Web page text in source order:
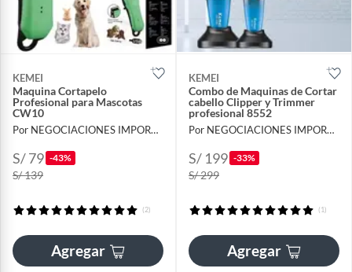
KEMEI
Maquina Cortapelo
Profesional para Mascotas
CW10
Por NEGOCIACIONES IMPORT UC18
S/ 79 -43%
S/ 139
(2)
Agregar
KEMEI
Combo de Maquinas de Cortar
cabello Clipper y Trimmer
profesional 8552
Por NEGOCIACIONES IMPORT UC18
S/ 199 -33%
S/ 299
(1)
Agregar